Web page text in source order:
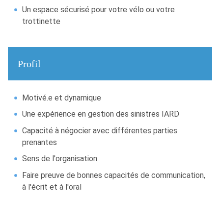
Un espace sécurisé pour votre vélo ou votre
trottinette
Profil
Motivé.e et dynamique
Une expérience en gestion des sinistres IARD
Capacité à négocier avec différentes parties
prenantes
Sens de l'organisation
Faire preuve de bonnes capacités de communication,
à l'écrit et à l'oral